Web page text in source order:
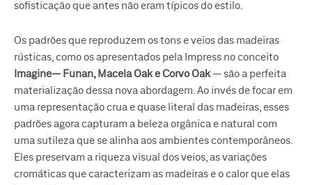
sofisticação que antes não eram típicos do estilo.
Os padrões que reproduzem os tons e veios das madeiras
rústicas, como os apresentados pela Impress no conceito
Imagine— Funan, Macela Oak e Corvo Oak— são a perfeita
materialização dessa nova abordagem. Ao invés de focar em
uma representação crua e quase literal das madeiras, esses
padrões agora capturam a beleza orgânica e natural com
uma sutileza que se alinha aos ambientes contemporâneos.
Eles preservam a riqueza visual dos veios, as variações
cromáticas que caracterizam as madeiras e o calor que elas